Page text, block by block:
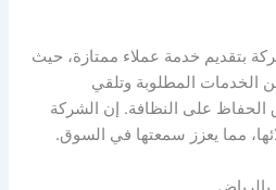
بتقديم خدمة عملاء ممتازة، حيث
الخدمات المطلوبة وتلقي
على النظافة. إن الشركة
مما يعزز سمعتها في السوق.